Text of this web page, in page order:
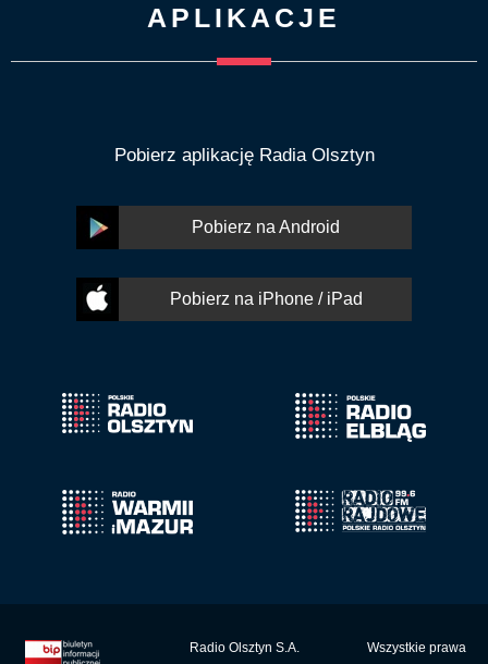
APLIKACJE
Pobierz aplikację Radia Olsztyn
Pobierz na Android
Pobierz na iPhone / iPad
Radio Olsztyn S.A.
Wszystkie prawa